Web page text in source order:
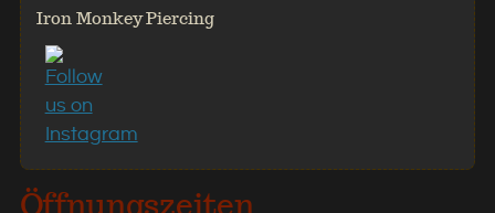
Iron Monkey Piercing
Öffnungszeiten